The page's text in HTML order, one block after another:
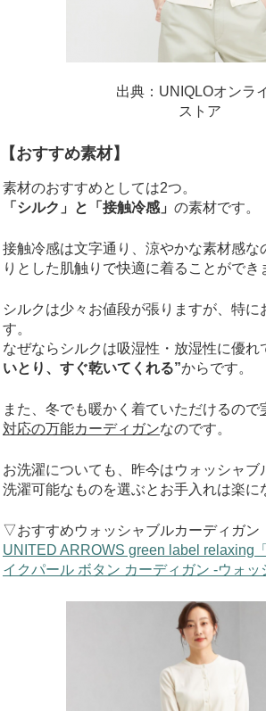
出典：UNIQLOオンラ
ストア
【おすすめ素材】
素材のおすすめとしては2つ。
「シルク」と「接触冷感」 の素材です。
接触冷感は文字通り、涼やかな素材感な
りとした肌触りで快適に着ることができ
シルクは少々お値段が張りますが、特に
す。
なぜならシルクは吸湿性・放湿性に優れ
いとり、すぐ乾いてくれる”からです。
また、冬でも暖かく着ていただけるので
対応の万能カーディガンなのです。
お洗濯についても、昨今はウォッシャブ
洗濯可能なものを選ぶとお手入れは楽に
▽おすすめウォッシャブルカーディガン
UNITED ARROWS green label relaxing
イクパール ボタン カーディガン -ウォッ